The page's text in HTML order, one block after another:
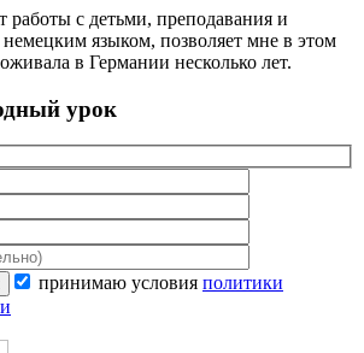
с детьми, преподавания и
языком, позволяет мне в этом
в Германии несколько лет.
урок
принимаю условия политики